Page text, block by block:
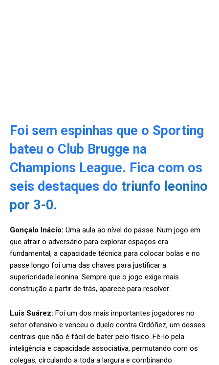
Foi sem espinhas que o Sporting
bateu o Club Brugge na
Champions League. Fica com os
seis destaques do triunfo leonino
por 3-0.
Gonçalo Inácio: Uma aula ao nível do passe. Num jogo em
que atrair o adversário para explorar espaços era
fundamental, a capacidade técnica para colocar bolas e no
passe longo foi uma das chaves para justificar a
superioridade leonina. Sempre que o jogo exige mais
construção a partir de trás, aparece para resolver.
Luis Suárez: Foi um dos mais importantes jogadores no
setor ofensivo e venceu o duelo contra Ordóñez, um desses
centrais que não é fácil de bater pelo físico. Fê-lo pela
inteligência e capacidade associativa, permutando com os
colegas, circulando a toda a largura e combinando